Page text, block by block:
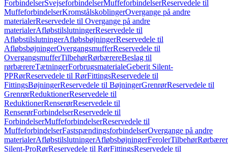
ForbindelserSvejseforbindelserMuffeforbindelserReservedele til
MuffeforbindelserKromstålskoblingerOvergange på andre
materialerReservedele til Overgange på andre
materialerAfløbstilslutningerReservedele til
AfløbstilslutningerAfløbsbøjningerReservedele til
AfløbsbøjningerOvergangsmufferReservedele til
OvergangsmufferTilbehørRørbærereBeslag til
rørbærereTætningerForbrugsmaterialeGeberit Silent-
PPRørReservedele til RørFittingsReservedele til
FittingsBøjningerReservedele til BøjningerGrenrørReservedele til
GrenrørReduktionerReservedele til
ReduktionerRenserørReservedele til
RenserørForbindelserReservedele til
ForbindelserMuffeforbindelserReservedele til
MuffeforbindelserFastspændingsforbindelserOvergange på andre
materialerAfløbstilslutningerAfløbsbøjningerFerolerTilbehør
Silent-ProRørReservedele til RørFittingsReservedele til